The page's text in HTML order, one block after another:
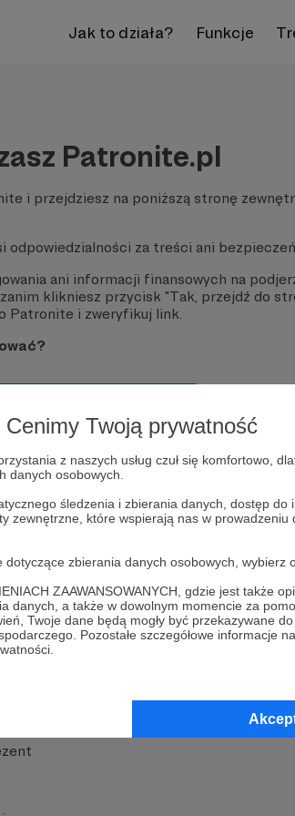
Cenimy Twoją prywatność
z naszych usług czuł się komfortowo,
danych osobowych.
śledzenia i zbierania danych, dostęp
które wspierają nas w prowadzeniu
zbierania danych osobowych, wybierz
ZAAWANSOWANYCH, gdzie jest także
danych, a także w dowolnym momencie za
Twoje dane będą mogły być przekazywane
Pozostałe szczegółowe informacje
Jak to działa? Funkcje
Patronite.pl
i przejdziesz na poniższą stronę
odpowiedzialności za treści ani
ani informacji finansowych na
zanim klikniesz przycisk "Tak, przejdź do
Patronite i zweryfikuj link.
MCN Patronite
Suppi.pl